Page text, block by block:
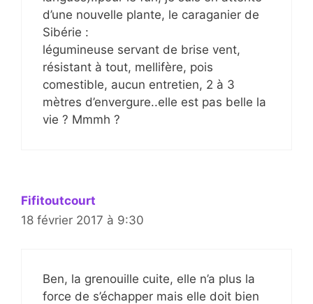
d’une nouvelle plante, le caraganier de
Sibérie :
légumineuse servant de brise vent,
résistant à tout, mellifère, pois
comestible, aucun entretien, 2 à 3
mètres d’envergure..elle est pas belle la
vie ? Mmmh ?
Fifitoutcourt
18 février 2017 à 9:30
Ben, la grenouille cuite, elle n’a plus la
force de s’échapper mais elle doit bien